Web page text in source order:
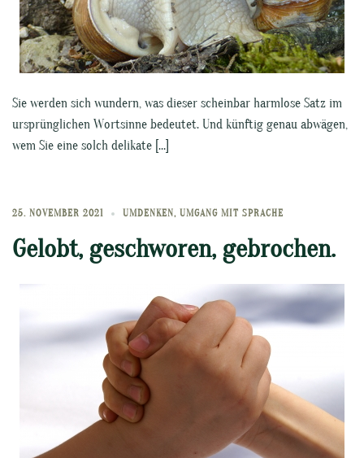
Sie werden sich wundern, was dieser scheinbar harmlose Satz im
ursprünglichen Wortsinne bedeutet. Und künftig genau abwägen,
wem Sie eine solch delikate […]
25. NOVEMBER 2021 UMDENKEN, UMGANG MIT SPRACHE
Gelobt, geschworen, gebrochen.